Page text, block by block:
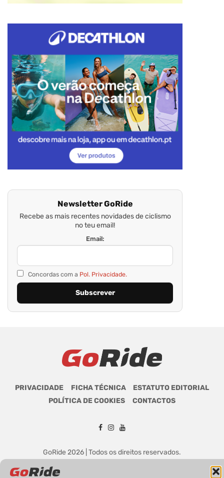
Newsletter GoRide
Recebe as mais recentes novidades de ciclismo
no teu email!
Email:
Concordas com a Pol. Privacidade.
PRIVACIDADE FICHA TÉCNICA
ESTATUTO EDITORIAL
POLÍTICA DE COOKIES
CONTACTOS
GoRide 2026 | Todos os direitos reservados.